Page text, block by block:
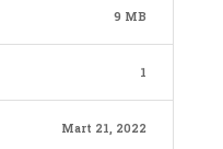
9 MB
1
Mart 21, 2022